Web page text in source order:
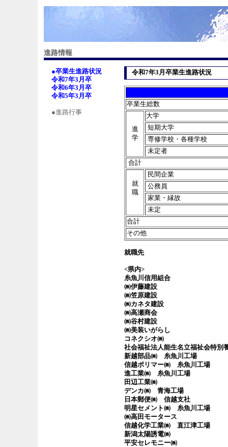
進路情報
●卒業生進路状況
令和7年3月卒
令和6年3月卒
令和5年3月卒
●進路行事
令和7年3月卒業生進路状況
卒業生総数
進
学
大学
短期大学
専修学校・各種学校
未定者
合計
就
職
民間企業
公務員
家業・縁故
未定
合計
その他
就職先
<県内>
糸魚川信用組合
㈱伊藤建設
㈱笠原建設
㈱カネタ建設
㈱高瀬商会
㈱谷村建設
㈱美装いがらし
コネクシオ㈱
社会福祉法人能生名立福祉会特別
新越部品㈱ 糸魚川工場
信越ポリマー㈱ 糸魚川工場
進工業㈱ 糸魚川工場
田辺工業㈱
デンカ㈱ 青海工場
日本郵便㈱ 信越支社
明星セメント㈱ 糸魚川工場
㈱高田モータース
信越化学工業㈱ 直江津工場
新潟太陽誘電㈱
平安セレモニー㈱